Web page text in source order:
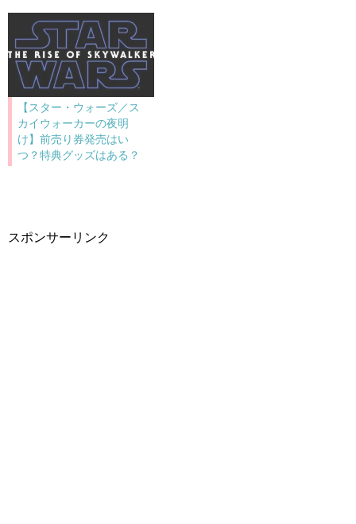
【スター・ウォーズ／ス
カイウォーカーの夜明
け】前売り券発売はい
つ？特典グッズはある？
スポンサーリンク